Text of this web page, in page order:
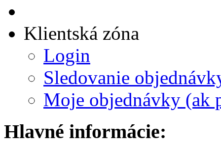
Klientská zóna
Login
Sledovanie
Moje objednávky (ak
Hlavné informácie: